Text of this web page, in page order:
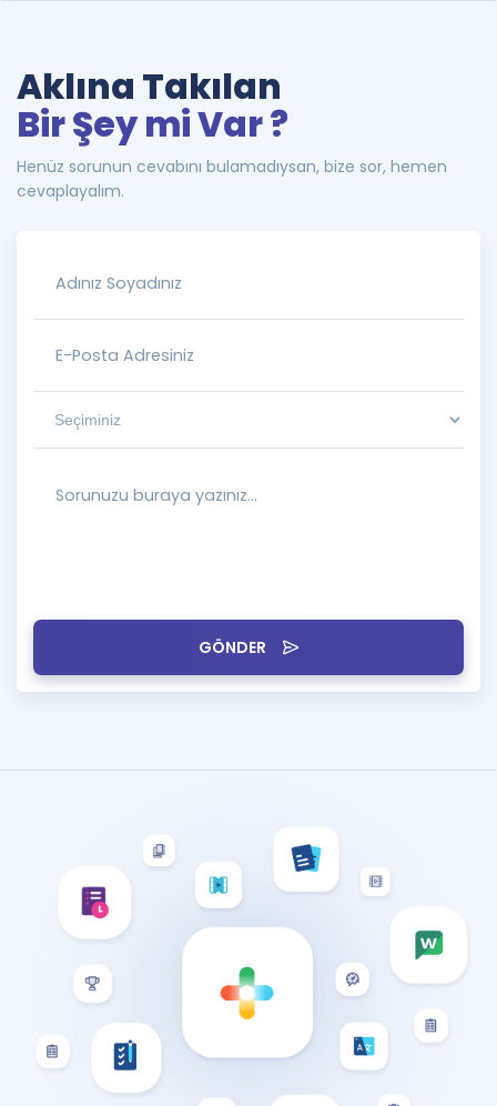
GÖNDER
Aklına Takılan
Bir Şey mi Var ?
Henüz sorunun cevabını bulamadıysan, bize sor, hemen
cevaplayalım.